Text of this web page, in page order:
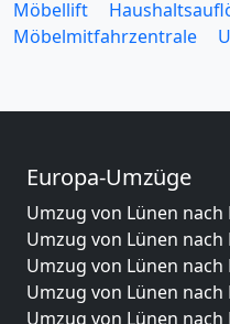
Möbellift
Möbelmitfahrzentrale
Europa-Umzüge
Umzug von Lünen nach
Umzug von Lünen nach
Umzug von Lünen nach
Umzug von Lünen
Umzug von Lünen nach